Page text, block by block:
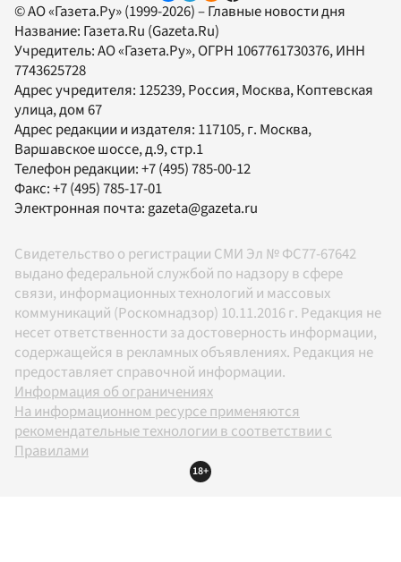
© АО «Газета.Ру» (1999-2026) – Главные новости дня
Название: Газета.Ru (Gazeta.Ru)
Учредитель:АО «Газета.Ру», ОГРН 1067761730376, ИНН
7743625728
Адрес учредителя: 125239, Россия, Москва, Коптевская
улица, дом 67
Адрес редакции и издателя: 117105, г. Москва,
Варшавское шоссе, д.9, стр.1
Телефон редакции:+7 (495) 785-00-12
Факс:+7 (495) 785-17-01
Электронная почта:gazeta@gazeta.ru
Свидетельство о регистрации СМИ Эл № ФС77-67642
выдано федеральной службой по надзору в сфере
связи, информационных технологий и массовых
коммуникаций (Роскомнадзор) 10.11.2016 г. Редакция не
несет ответственности за достоверность информации,
содержащейся в рекламных объявлениях. Редакция не
предоставляет справочной информации.
Информация об ограничениях
На информационном ресурсе применяются
рекомендательные технологии в соответствии с
Правилами
18+